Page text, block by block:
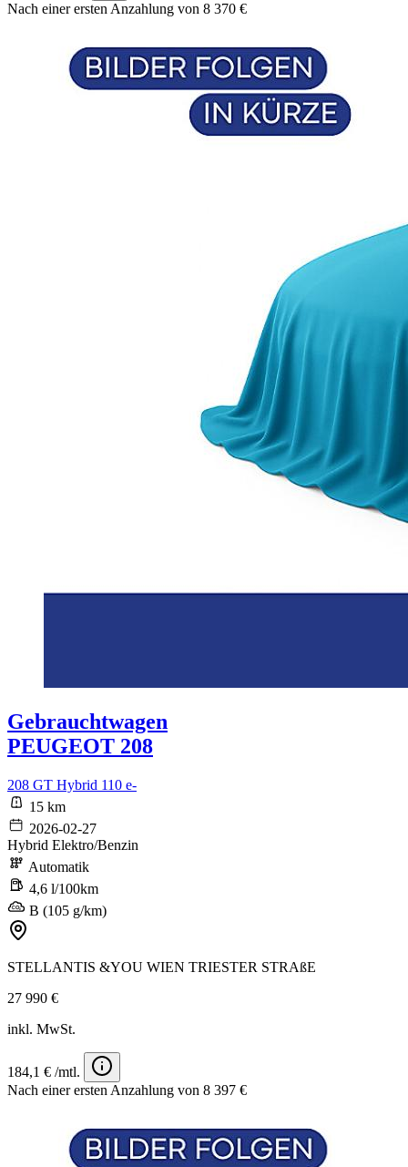
Nach einer ersten Anzahlung von 8 370 €
Gebrauchtwagen
PEUGEOT 208
208 GT Hybrid 110 e-
15 km
2026-02-27
Hybrid Elektro/Benzin
Automatik
4,6 l/100km
B (105 g/km)
STELLANTIS &YOU WIEN TRIESTER STRAßE
27 990 €
inkl. MwSt.
184,1 € /mtl.
Nach einer ersten Anzahlung von 8 397 €